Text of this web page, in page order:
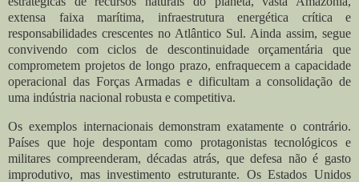
extensa faixa marítima, infraestrutura energética crítica e
responsabilidades crescentes no Atlântico Sul. Ainda assim, segue
convivendo com ciclos de descontinuidade orçamentária que
comprometem projetos de longo prazo, enfraquecem a capacidade
operacional das Forças Armadas e dificultam a consolidação de
uma indústria nacional robusta e competitiva.
Os exemplos internacionais demonstram exatamente o contrário.
Países que hoje despontam como protagonistas tecnológicos e
militares compreenderam, décadas atrás, que defesa não é gasto
improdutivo, mas investimento estruturante. Os Estados Unidos